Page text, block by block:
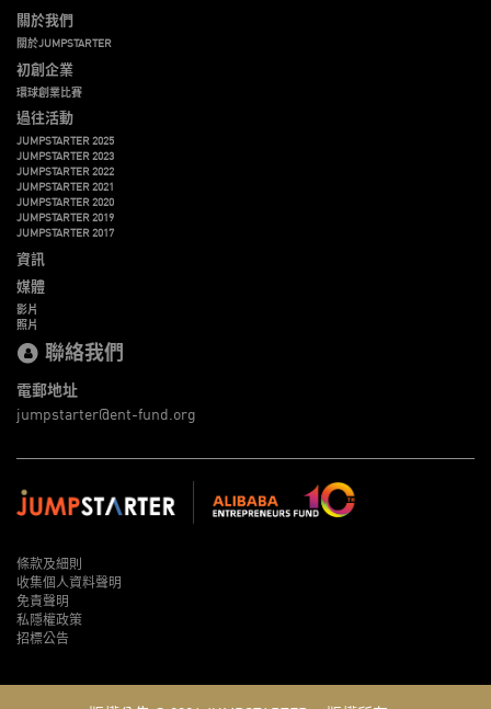
關於我們
關於JUMPSTARTER
初創企業
環球創業比賽
過往活動
JUMPSTARTER 2025
JUMPSTARTER 2023
JUMPSTARTER 2022
JUMPSTARTER 2021
JUMPSTARTER 2020
JUMPSTARTER 2019
JUMPSTARTER 2017
資訊
媒體
影片
照片
聯絡我們
電郵地址
jumpstarter@ent-fund.org
條款及細則
收集個人資料聲明
免責聲明
私隱權政策
招標公告